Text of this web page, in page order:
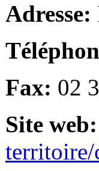
Adresse:
Fax: 02
Site web:
territoire/